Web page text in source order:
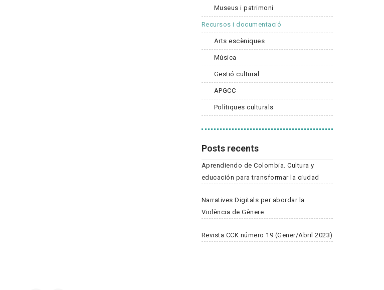
Museus i patrimoni
Recursos i documentació
Arts escèniques
Música
Gestió cultural
APGCC
Polítiques culturals
Posts recents
Aprendiendo de Colombia. Cultura y
educación para transformar la ciudad
Narratives Digitals per abordar la
Violència de Gènere
Revista CCK número 19 (Gener/Abril 2023)